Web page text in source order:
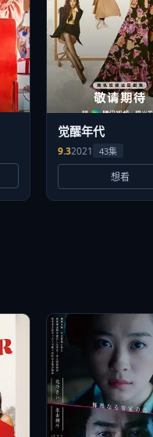
觉醒年代
9.32021 43集
想看